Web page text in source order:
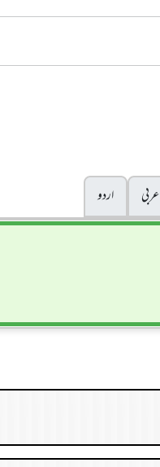
عربی
اردو